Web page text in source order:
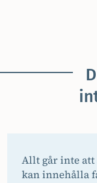
Allt går inte att
kan innehålla